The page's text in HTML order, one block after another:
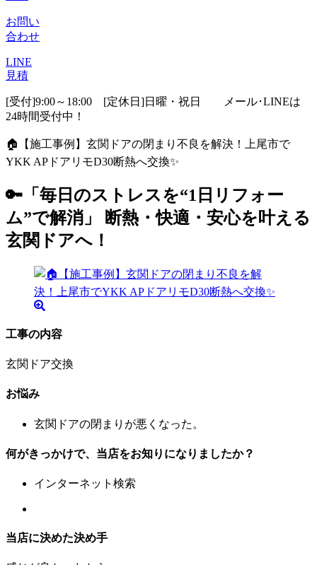
お問い
合わせ
LINE
見積
[受付]9:00～18:00 [定休日]日曜・祝日
メール･LINEは
24時間受付中！
🏠【施工事例】玄関ドアの閉まり不良を解決！上尾市で
YKK APドアリモD30断熱へ交換✨
🔑「毎日のストレスを“1日リフォー
ム”で解消」 断熱・快適・安心を叶える
玄関ドアへ！
工事の内容
玄関ドア交換
お悩み
玄関ドアの閉まりが悪くなった。
何がきっかけで、当店をお知りになりましたか？
インターネット検索
当店に決めた決め手